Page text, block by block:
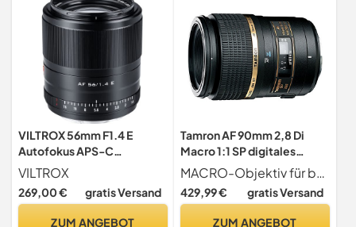
VILTROX 56mm F1.4 E
Autofokus APS-C
Augenfokus unterstützen
Porträt Prime Objektiv für
Sony E-Mount Kamera
VILTROX
269,00 € gratis Versand
ZUM ANGEBOT
Tamron AF 90mm 2,8 Di
Macro 1:1 SP digitales
Objektiv (55 mm
Filtergewinde) mit "Built-In
Motor" für Nikon
MACRO-Objektiv für besonders hohe Ansprüche und zahlreichen Auszeichnungen
429,99 € gratis Versand
ZUM ANGEBOT